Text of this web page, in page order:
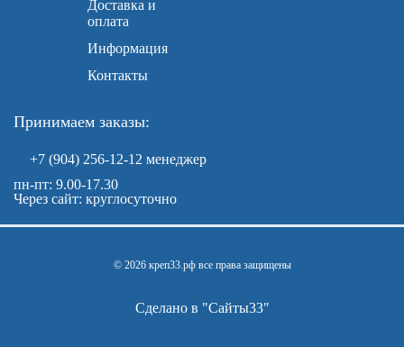
Доставка и
оплата
Информация
Контакты
Принимаем заказы:
+7 (904) 256-12-12 менеджер
пн-пт: 9.00-17.30
Через сайт: круглосуточно
© 2026 креп33.рф все права защищены
Сделано в "Сайты33"